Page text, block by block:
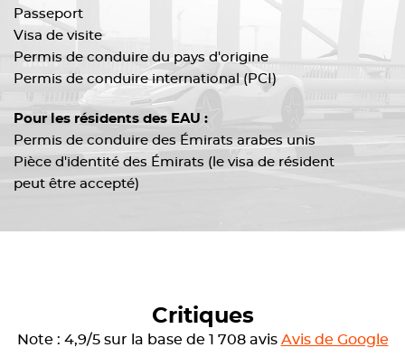
Passeport
Visa de visite
Permis de conduire du pays d'origine
Permis de conduire international (PCI)
Pour les résidents des EAU :
Permis de conduire des Émirats arabes unis
Pièce d'identité des Émirats (le visa de résident
peut être accepté)
Critiques
Note : 4,9/5 sur la base de 1 708 avis Avis de Google